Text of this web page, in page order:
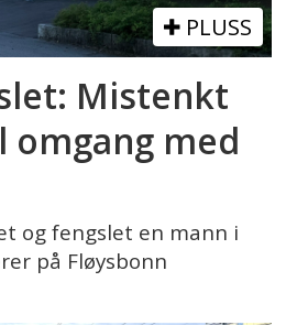
PLUSS
Mistenkt
med
og fengslet en mann i
på Fløysbonn